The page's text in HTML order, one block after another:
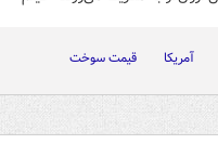
آمریکا قیمت سوخت